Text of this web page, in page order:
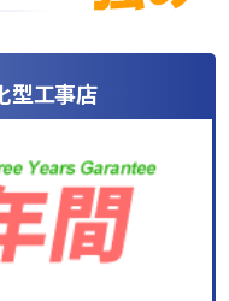
型工事店